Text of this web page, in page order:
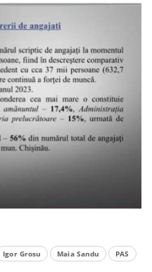
Igor Grosu Maia Sandu
PAS